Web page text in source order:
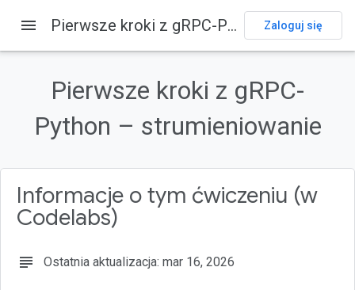
1. Wprowadzenie
Czego się nauczysz
2. Zanim zaczniesz
Czego potrzebujesz
menu Pierwsze kroki z gRPC-Python – strumieniowanie Zaloguj się
Pierwsze kroki z gRPC-
Python – strumieniowanie
Informacje o tym ćwiczeniu (w
Codelabs)
subject Ostatnia aktualizacja: mar 16, 2026